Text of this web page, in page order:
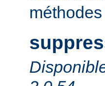
méthodes